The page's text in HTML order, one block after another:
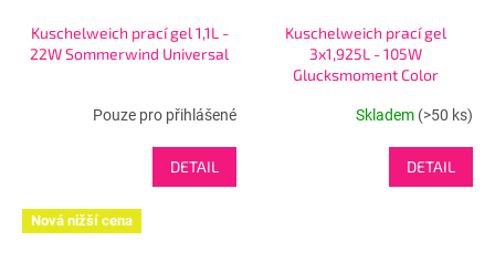
Kuschelweich prací gel 1,1L -
22W Sommerwind Universal
Pouze pro přihlášené
DETAIL
Kuschelweich prací gel
3x1,925L - 105W
Glucksmoment Color
Skladem (>50 ks)
DETAIL
Nová nižší cena